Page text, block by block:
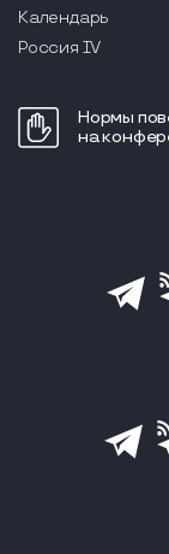
Календарь
Россия IV
Нормы
на